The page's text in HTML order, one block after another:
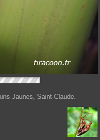
Jaunes, Saint-Claude.